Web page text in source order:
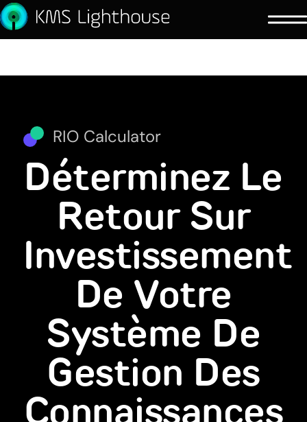
RIO Calculator
Déterminez Le
Retour Sur
Investissement
De Votre
Système De
Gestion Des